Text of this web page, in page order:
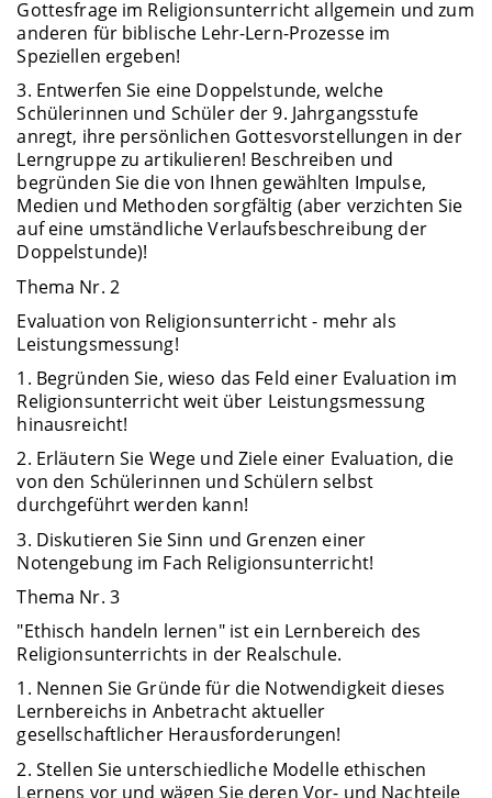
Gottesfrage im Religionsunterricht allgemein und zum
anderen für biblische Lehr-Lern-Prozesse im
Speziellen ergeben!
3. Entwerfen Sie eine Doppelstunde, welche
Schülerinnen und Schüler der 9. Jahrgangsstufe
anregt, ihre persönlichen Gottesvorstellungen in der
Lerngruppe zu artikulieren! Beschreiben und
begründen Sie die von Ihnen gewählten Impulse,
Medien und Methoden sorgfältig (aber verzichten Sie
auf eine umständliche Verlaufsbeschreibung der
Doppelstunde)!
Thema Nr. 2
Evaluation von Religionsunterricht - mehr als
Leistungsmessung!
1. Begründen Sie, wieso das Feld einer Evaluation im
Religionsunterricht weit über Leistungsmessung
hinausreicht!
2. Erläutern Sie Wege und Ziele einer Evaluation, die
von den Schülerinnen und Schülern selbst
durchgeführt werden kann!
3. Diskutieren Sie Sinn und Grenzen einer
Notengebung im Fach Religionsunterricht!
Thema Nr. 3
"Ethisch handeln lernen" ist ein Lernbereich des
Religionsunterrichts in der Realschule.
1. Nennen Sie Gründe für die Notwendigkeit dieses
Lernbereichs in Anbetracht aktueller
gesellschaftlicher Herausforderungen!
2. Stellen Sie unterschiedliche Modelle ethischen
Lernens vor und wägen Sie deren Vor- und Nachteile